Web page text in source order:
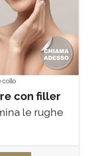
collo
con filler
le rughe